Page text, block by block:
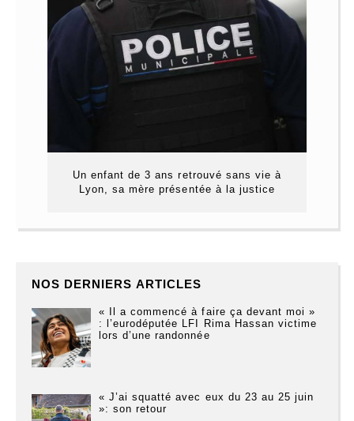
Un enfant de 3 ans retrouvé sans vie à
Lyon, sa mère présentée à la justice
NOS DERNIERS ARTICLES
« Il a commencé à faire ça devant moi »
: l’eurodéputée LFI Rima Hassan victime
lors d’une randonnée
« J’ai squatté avec eux du 23 au 25 juin
»: son retour